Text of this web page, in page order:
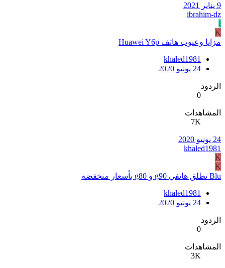
9 يناير 2021
ibrahim-dz
I
K
مزايا وعيوب هاتف Huawei Y6p
khaled1981
24 يونيو 2020
الردود
0
المشاهدات
7K
24 يونيو 2020
khaled1981
K
K
Blu تطلق هاتفي g90 و g80 بأسعار منخفضة
khaled1981
24 يونيو 2020
الردود
0
المشاهدات
3K